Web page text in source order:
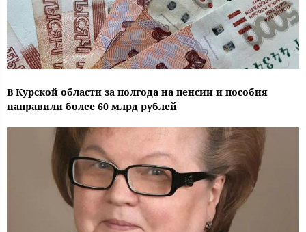
В Курской области за полгода на пенсии и пособия
направили более 60 млрд рублей